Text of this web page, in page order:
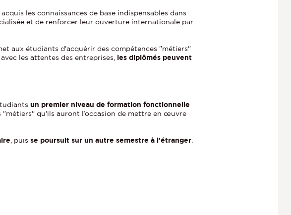
les connaissances de base indispensables dans
et de renforcer leur ouverture internationale par
aux étudiants d'acquérir des compétences "métiers"
les attentes des entreprises, les diplômés peuvent
un premier niveau de formation fonctionnelle
qu'ils auront l’occasion de mettre en œuvre
, puis se poursuit sur un autre semestre à l'étranger.